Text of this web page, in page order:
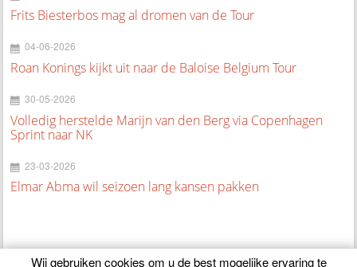
Frits Biesterbos mag al dromen van de Tour
04-06-2026
Roan Konings kijkt uit naar de Baloise Belgium Tour
30-05-2026
Volledig herstelde Marijn van den Berg via Copenhagen
Sprint naar NK
23-03-2026
Elmar Abma wil seizoen lang kansen pakken
Wij gebruiken cookies om u de best mogelijke ervaring te